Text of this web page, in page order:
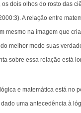
dois olhos do rosto das
A relação entre
mesmo na imagem que
melhor modo suas
sobre essa relação está
e matemática está no
uma antecedência à